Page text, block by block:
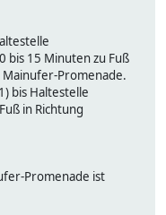
bis 15 Minuten zu Fuß
Promenade.
bis Haltestelle
in Richtung
Promenade ist